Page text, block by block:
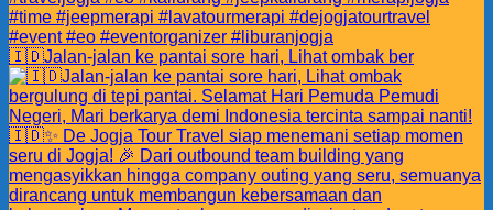
🇮🇩Jalan-jalan ke pantai sore hari, Lihat ombak ber